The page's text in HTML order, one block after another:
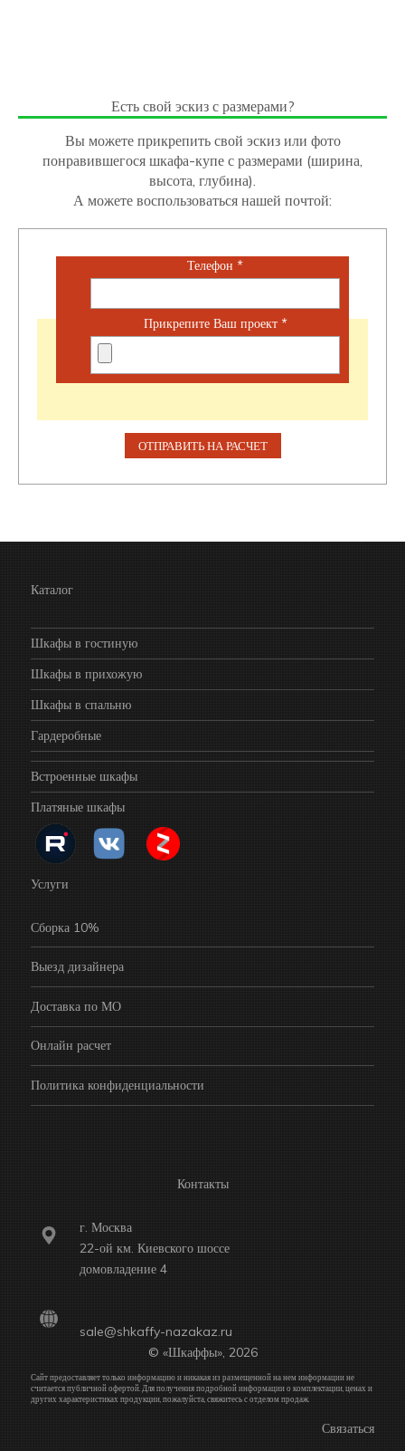
Есть свой эскиз с размерами?
Вы можете прикрепить свой эскиз или фото
понравившегося шкафа-купе с размерами (ширина,
высота, глубина).
А можете воспользоваться нашей почтой:
Телефон *
Прикрепите Ваш проект *
Каталог
Шкафы в гостиную
Шкафы в прихожую
Шкафы в спальню
Гардеробные
Встроенные шкафы
Платяные шкафы
Услуги
Сборка 10%
Выезд дизайнера
Доставка по МО
Онлайн расчет
Политика конфиденциальности
Контакты
г. Москва
22-ой км. Киевского шоссе
домовладение 4
sale@shkaffy-nazakaz.ru
© «Шкаффы», 2026
Сайт предоставляет только информацию и никакая из размещенной на нем информации не
считается публичной офертой. Для получения подробной информации о комплектации, ценах и
других характеристиках продукции, пожалуйста, свяжитесь с отделом продаж.
Связаться